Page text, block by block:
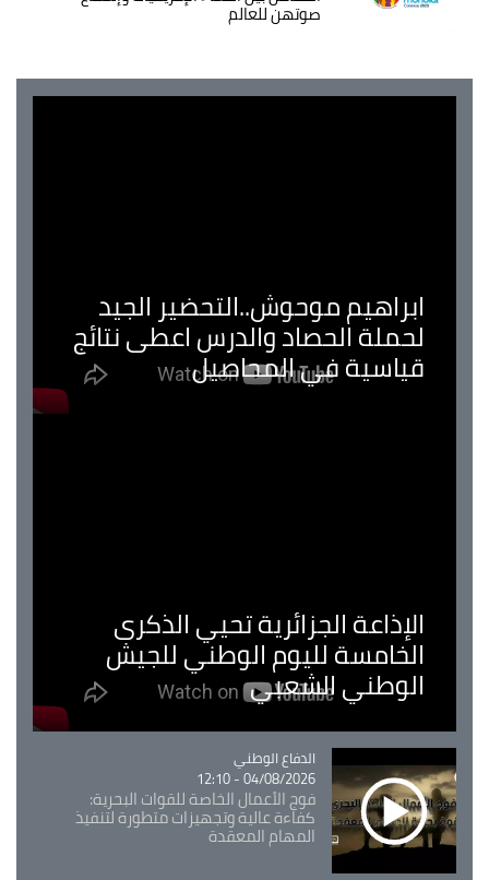
صوتهن للعالم
ابراهيم موحوش..التحضير الجيد
لحملة الحصاد والدرس اعطى نتائج
قياسية في المحاصيل
الإذاعة الجزائرية تحيي الذكرى
الخامسة لليوم الوطني للجيش
الوطني الشعبي
Catégorie
الدفاع الوطني
04/08/2026 - 12:10
فوج الأعمال الخاصة للقوات البحرية:
كفاءة عالية وتجهيزات متطورة لتنفيذ
المهام المعقدة